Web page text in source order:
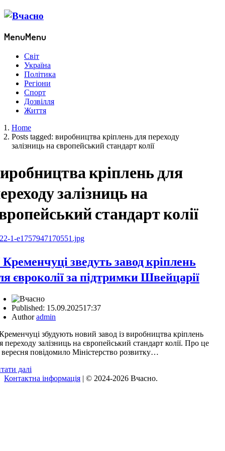
MenuMenu
Світ
Україна
Політика
Регіони
Спорт
Дозвілля
Життя
Home
Posts tagged: виробництва кріплень для переходу
залізниць на європейський стандарт колії
кріплень для
залізниць на
стандарт колії
зведуть завод кріплень
євроколії за підтримки Швейцарії
Published: 15.09.202517:37
Authoradmin
збудують новий завод із виробництва кріплень
переходу залізниць на європейський стандарт колії. Про це
повідомило Міністерство розвитку…
далі
Контактна інформація | © 2024-2026 Вчасно.